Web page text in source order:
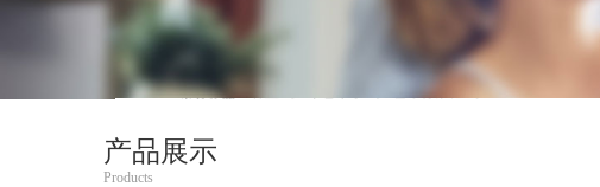
产品展示
Products